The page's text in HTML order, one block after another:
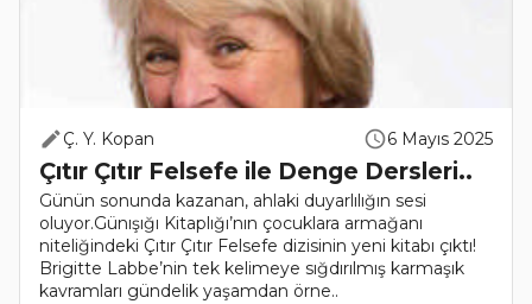
Ç. Y. Kopan 6 Mayıs 2025
Çıtır Çıtır Felsefe ile Denge Dersleri..
Günün sonunda kazanan, ahlaki duyarlılığın sesi
oluyor.Günışığı Kitaplığı’nın çocuklara armağanı
niteliğindeki Çıtır Çıtır Felsefe dizisinin yeni kitabı çıktı!
Brigitte Labbe’nin tek kelimeye sığdırılmış karmaşık
kavramları gündelik yaşamdan örne..